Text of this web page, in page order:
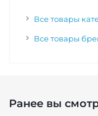
Все товары
Все товары
Ранее вы